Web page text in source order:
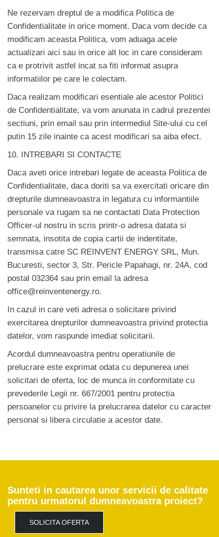
Ne rezervam dreptul de a modifica Politica de
Confidentialitate in orice moment. Daca vom decide ca
modificam aceasta Politica, vom aduaga acele
actualizari aici sau in orice alt loc in care consideram
ca e protrivit astfel incat sa fiti informat asupra
informatiilor pe care le colectam.
Daca realizam modificari esentiale ale acestor Politici
de Confidentialitate, va vom anunata in cadrul prezentei
sectiuni, prin email sau prin intermediul Site-ului cu cel
putin 15 zile inainte ca acest modificari sa aiba efect.
10. INTREBARI SI CONTACTE
Daca aveti orice intrebari legate de aceasta Politica de
Confidentialitate, daca doriti sa va exercitati oricare din
drepturile dumneavoastra in legatura cu informantiile
personale va rugam sa ne contactati Data Protection
Officer-ul nostru in scris printr-o adresa datata si
semnata, insotita de copia cartii de indentitate,
transmisa catre SC REINVENT ENERGY SRL, Mun.
Bucuresti, sector 3, Str. Pericle Papahagi, nr. 24A, cod
postal 032364 sau prin email la adresa
office@reinventenergy.ro.
In cazul in care veti adresa o solicitare privind
exercitarea drepturilor dumneavoastra privind protectia
datelor, vom raspunde imediat solicitarii.
Acordul dumneavoastra pentru operatiunile de
prelucrare este exprimat odata cu depunerea unei
solicitari de oferta, loc de munca in conformitate cu
prevederile Legii nr. 667/2001 pentru protectia
persoanelor cu privire la prelucrarea datelor cu caracter
personal si libera circulatie a acestor date.
Sunteti in cautarea unor servicii de calitate
pentru urmatorul dumneavoastra proiect?
SOLICITA OFERTA